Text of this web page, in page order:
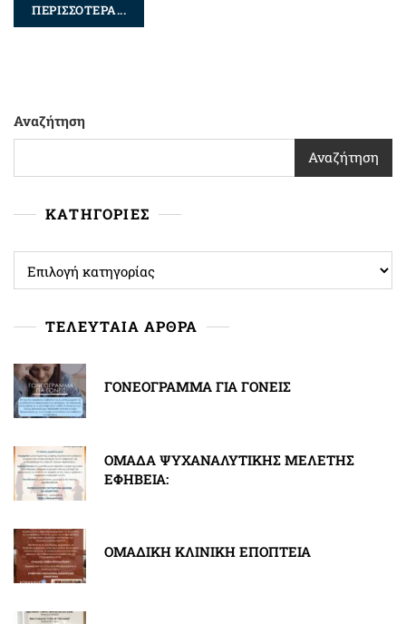
ΠΕΡΙΣΣΟΤΕΡΑ...
Αναζήτηση
Αναζήτηση
ΚΑΤΗΓΟΡΙΕΣ
ΤΕΛΕΥΤΑΙΑ ΑΡΘΡΑ
ΓΟΝΕΟΓΡΑΜΜΑ ΓΙΑ ΓΟΝΕΙΣ
ΟΜΑΔΑ ΨΥΧΑΝΑΛΥΤΙΚΗΣ ΜΕΛΕΤΗΣ
ΕΦΗΒΕΙΑ:
ΟΜΑΔΙΚΗ ΚΛΙΝΙΚΗ ΕΠΟΠΤΕΙΑ